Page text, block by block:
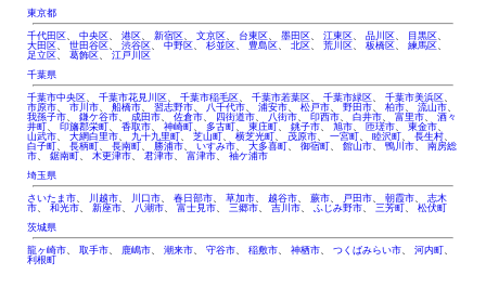
東京都
千代田区 、中央区 、港区 、新宿区 、文京区 台東区 、墨田区 、江東区 、品川区 目黒区
大田区 、世田谷区 、渋谷区 、中野区 、杉並区 、豊島区 、北区 、荒川区 、板橋区 、練馬区
足立区 、葛飾区 、江戸川区
千葉県
千葉市中央区 、千葉市花見川区 、千葉市稲毛区 、千葉市若葉区 、千葉市緑区 、千葉市美浜区
市原市 、市川市 、船橋市 、習志野市 八千代市 、浦安市 、松戸市 、野田市 、柏市 、流山市
我孫子市 、鎌ケ谷市 成田市 、佐倉市 四街道市 八街市 、印西市 、白井市 、富里市 、酒々
井町 、印旛郡栄町 、香取市 、神崎町 多古町 、東庄町 、銚子市 、旭市 匝瑳市 、東金市
山武市 、大網白里市 九十九里町 、芝山町 、横芝光町 、茂原市 、一宮町 、睦沢町 、長生村
白子町 、長柄町 、長南町 勝浦市 、いすみ市 、大多喜町 、御宿町 、館山市 、鴨川市 、南房総
市 、鋸南町 、木更津市 、君津市 、富津市 、袖ケ浦市
埼玉県
さいたま市 川越市 川口市 、春日部市 、草加市 、越谷市 、蕨市 戸田市 、朝霞市 、志木
市 、和光市 、新座市 八潮市 、富士見市 、三郷市 、吉川市 ふじみ野市 、三芳町 、松伏町
茨城県
龍ヶ崎市 、取手市 鹿嶋市 、潮来市 、守谷市 、稲敷市 、神栖市 、つくばみらい市 、河内町
利根町